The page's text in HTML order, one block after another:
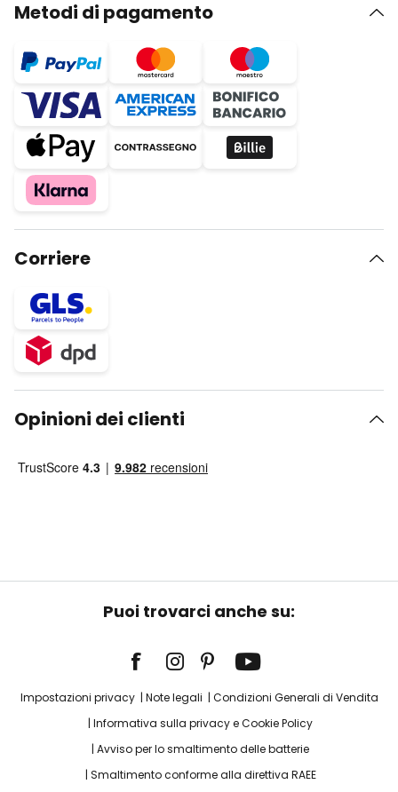
Metodi di pagamento
Corriere
Opinioni dei clienti
Puoi trovarci anche su:
Impostazioni privacy Note legali
Condizioni Generali di Vendita
Informativa sulla privacy e Cookie Policy
Avviso per lo smaltimento delle batterie
Smaltimento conforme alla direttiva RAEE